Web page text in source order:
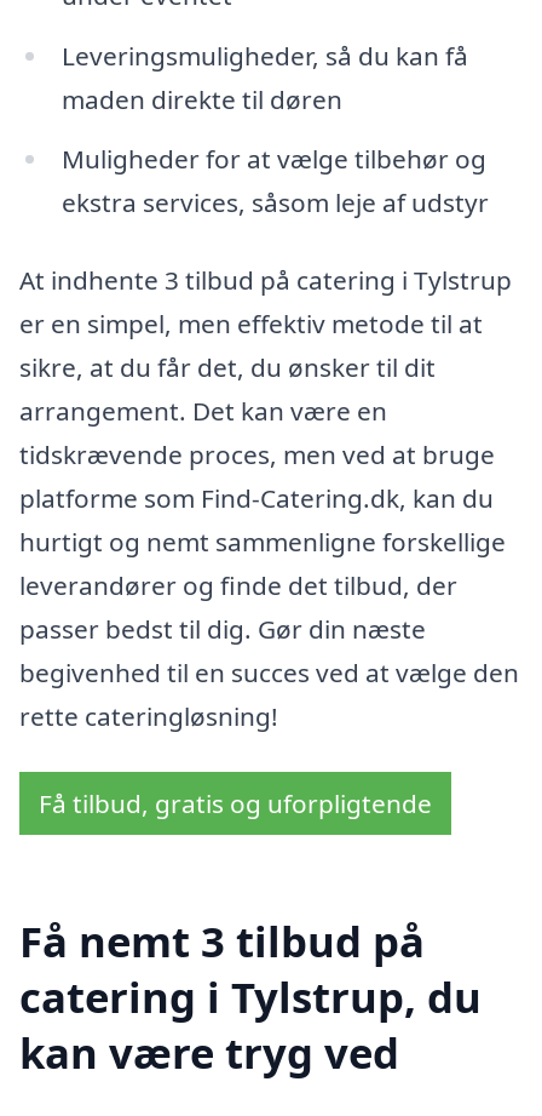
Leveringsmuligheder, så du kan få
maden direkte til døren
Muligheder for at vælge tilbehør og
ekstra services, såsom leje af udstyr
At indhente 3 tilbud på catering i Tylstrup
er en simpel, men effektiv metode til at
sikre, at du får det, du ønsker til dit
arrangement. Det kan være en
tidskrævende proces, men ved at bruge
platforme som Find-Catering.dk, kan du
hurtigt og nemt sammenligne forskellige
leverandører og finde det tilbud, der
passer bedst til dig. Gør din næste
begivenhed til en succes ved at vælge den
rette cateringløsning!
Få tilbud, gratis og uforpligtende
Få nemt 3 tilbud på
catering i Tylstrup, du
kan være tryg ved